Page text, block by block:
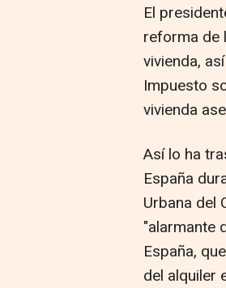
El
reforma de
vivienda,
Impuesto
vivienda
Así lo ha
España
Urbana del
"alarmante
España,
del alquiler